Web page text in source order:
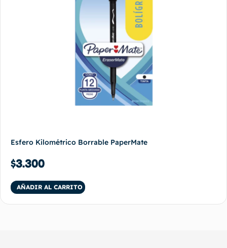
Esfero Kilométrico Borrable PaperMate
$3.300
AÑADIR AL CARRITO